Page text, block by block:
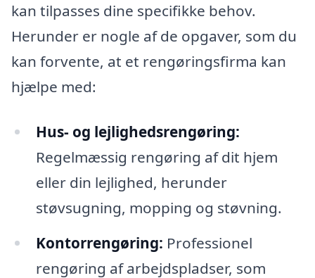
kan tilpasses dine specifikke behov.
Herunder er nogle af de opgaver, som du
kan forvente, at et rengøringsfirma kan
hjælpe med:
Hus- og lejlighedsrengøring:
Regelmæssig rengøring af dit hjem
eller din lejlighed, herunder
støvsugning, mopping og støvning.
Kontorrengøring: Professionel
rengøring af arbejdspladser, som